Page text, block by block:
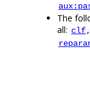
The
all: clf,